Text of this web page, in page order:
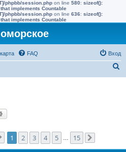
phpbb/session.php on line 580: sizeof():
implements Countable
phpbb/session.php on line 636: sizeof():
implements Countable
FAQ Вход
Страница1 из
1 2 3 4 5 15